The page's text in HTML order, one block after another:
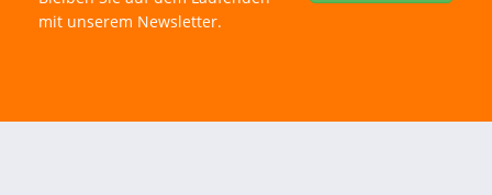
mit unserem Newsletter.